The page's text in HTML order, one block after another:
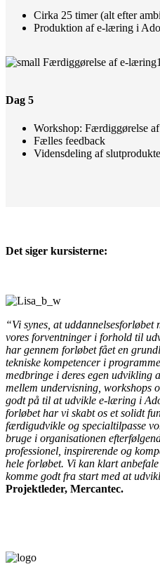
Cirka 25 timer (alt efter
Produktion af e-læring i
Dag 5
Workshop: Færdiggørelse
Fælles feedback
Vidensdeling af
Det siger kursisterne:
“Vi synes, at
vores forventninger i forhold til
har gennem forløbet fået en
tekniske kompetencer i
medbringe i deres egen udvikling
mellem undervisning, workshops
godt på til at udvikle e-læring i
forløbet har vi skabt os et solidt
færdigudvikle og specialtilpasse
bruge i organisationen
professionel, inspirerende og
hele forløbet. Vi kan klart
komme godt fra start med at
Projektleder, Mercantec.